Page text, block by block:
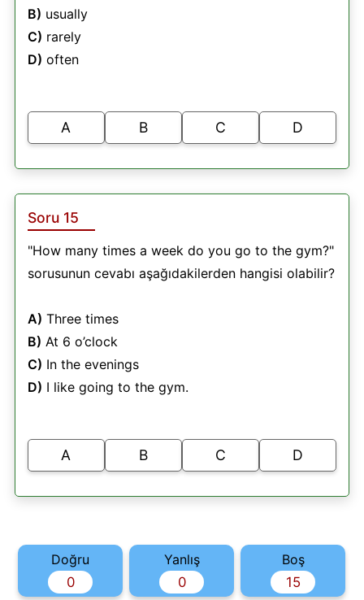
B) usually
C) rarely
D) often
A B C D
Soru 15
"How many times a week do you go to the gym?"
sorusunun cevabı aşağıdakilerden hangisi olabilir?
A) Three times
B) At 6 o’clock
C) In the evenings
D) I like going to the gym.
A B C D
Doğru
0
Yanlış
0
Boş
15